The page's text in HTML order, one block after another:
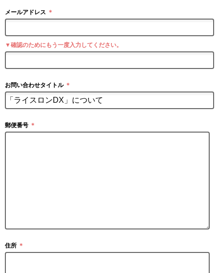
メールアドレス ＊
▼確認のためにもう一度入力してください。
お問い合わせタイトル ＊
郵便番号 ＊
住所 ＊